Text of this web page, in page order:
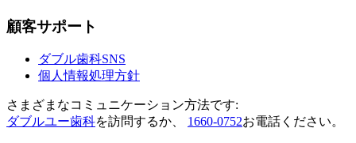
顧客サポート
ダブル歯科SNS
個人情報処理方針
さまざまなコミュニケーション方法です:
ダブルユー歯科を訪問するか、 1660-0752お電話ください。